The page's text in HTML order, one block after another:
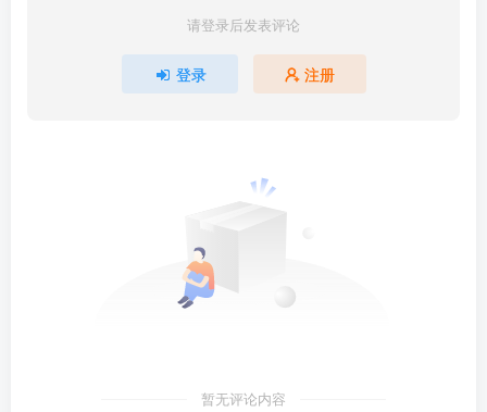
请登录后发表评论
登录 注册
暂无评论内容